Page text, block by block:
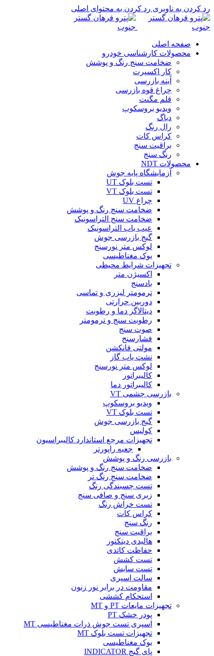
رد کردن به ناوبری رد کردن به محتوای اصلی
صفحه اصلی
محصولات کارشناسی خودرو
ضخامت سنج رنگ و پوشش
کار اکسپرت
آینه بازرسی
چراغ قوه بازرسی
قلم مگنت
ویدیو بروسکوپ
دیاگ
رال رنگ
کراس کات
براقیت سنج
رنگ سنج
محصولات NDT
آزمایشگاه پایه جوش
تست بلوک UT
تست بلوک VT
چراغ UV
ضخامت سنج رنگ و پوشش
ضخامت سنج التراسونیک
عیب یاب التراسونیک
گیج بازرسی جوش
لوکس متر نورسنج
یوک مغناطیسی
تجهیزات شرایط محیطی
اکسیژن متر
بادسنج
ترمومتر لیزری و تماسی
دوربین حرارتی
دیتالاگر دما و رطوبت
رطوبت سنج و ترمومتر
صوت سنج
فشارسنج
مولتی فانکشن
نشت یاب گاز
لوکس متر نورسنج
کالیبراتور
کالیبراتور دما
بازرسی چشمی VT
ویدیو بروسکوپ
تست بلوک VT
گیج بازرسی جوش
کولیس
تجهیزات مرجع استاندارد کالیبراسیون
جعبه راپورتر
بازرسی رنگ و پوشش
ضخامت سنج رنگ و پوشش
ضخامت سنج رنگ تر
تست چسبندگی رنگ
زبری سنج و صافی سنج
تست خراش رنگ
کراس کات
رنگ سنج
براقیت سنج
هالیدی دیتکتور
حفاظت کاتدی
تست کشش
تست سایش
سالت اسپری
مقاومت در برابر نور زنون
استحکام کششی
تجهیزات مایعات PT و MT
پودر خشک PT
اسپری تست جوش ذرات مغناطیسی MT
تجهیزات تست بلوک MT
یوک مغناطیسی
پای گیج INDICATOR